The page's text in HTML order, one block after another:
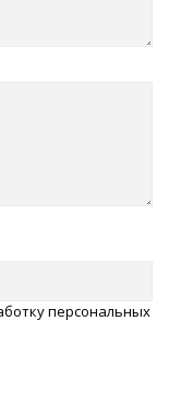
персональных